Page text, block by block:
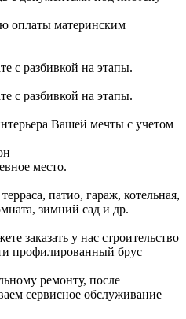
оплаты материнским
с разбивкой на этапы.
с разбивкой на этапы.
Вашей мечты с учетом
место.
патио, гараж, котельная,
зимний сад и др.
заказать у нас строительство
профилированный брус
ремонту, после
сервисное обслуживание